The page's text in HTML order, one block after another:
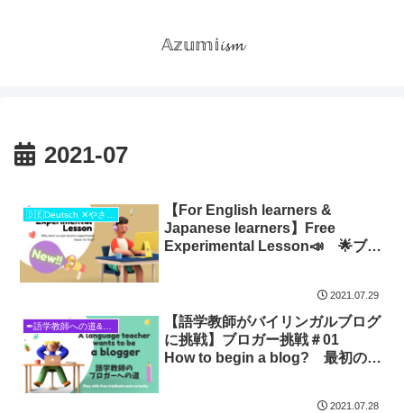
𝔸𝕫𝕦𝕞𝕚𝓲𝓼𝓶
2021-07
【For English learners &
Japanese learners】Free
Experimental Lesson📣 🌟ブロ
2021.07.29
【語学教師がバイリンガルブログ
に挑戦】ブロガー挑戦＃01
How to begin a blog? 最初の一
2021.07.28